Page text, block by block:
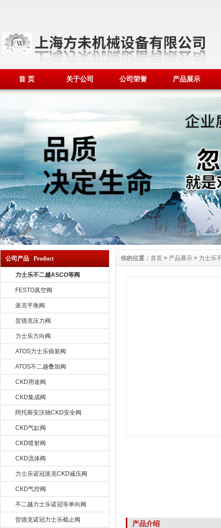
首 页 关于公司 公司荣誉 产品展示
公司产品 Product
力士乐不二越ASCO等阀
FESTO真空阀
派克平衡阀
贺德克压力阀
力士乐方向阀
ATOS力士乐插装阀
ATOS不二越叠加阀
CKD用途阀
CKD集成阀
阿托斯安沃驰CKD安全阀
CKD气缸阀
CKD喷射阀
CKD流体阀
力士乐诺冠派克CKD减压阀
CKD气控阀
不二越力士乐诺冠等单向阀
贺德克诺冠力士乐截止阀
你的位置： 首页 > 产品展示 > 力士乐
产品介绍